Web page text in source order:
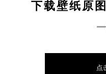
下载壁纸原
点